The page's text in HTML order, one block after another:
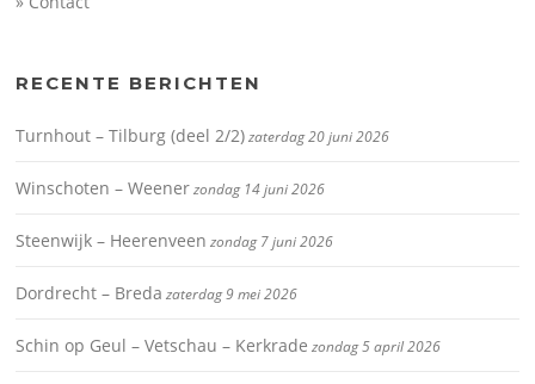
afdaling. De bedoeling is in ieder geval dat uiteindelijk onder de brug, naas thet
groot en eigenlijk best mooi. Je ziet de schepen komen en gaan. Het is net een
mierennest. Na dat dit aanschouwd is komt de bestemming in zicht. Via de stad
RECENTE BERICHTEN
Turnhout – Tilburg (deel 2/2)zaterdag 20 juni 2026
Winschoten – Weenerzondag 14 juni 2026
Steenwijk – Heerenveen zondag 7 juni 2026
Dordrecht – Breda zaterdag 9 mei 2026
Schin op Geul – Vetschau – Kerkrade zondag 5 april 2026